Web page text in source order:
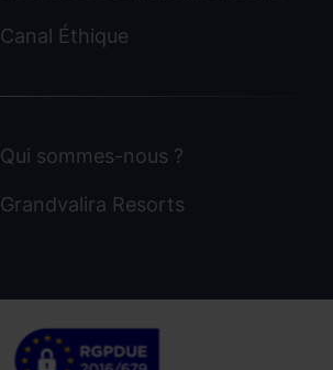
Canal Éthique
Qui sommes-nous ?
Grandvalira Resorts